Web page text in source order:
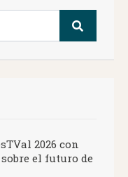
2026 con
el futuro de